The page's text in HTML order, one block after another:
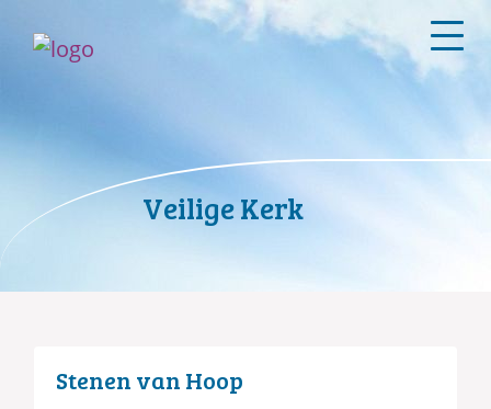
Veilige Kerk
Stenen van Hoop